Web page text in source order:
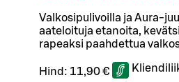
Valkosipulivoilla ja Aura-
aateloituja etanoita,
rapeaksi paahdettua
Hind: 11,90 €